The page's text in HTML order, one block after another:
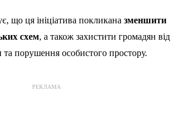
що ця ініціатива покликана зменшити
схем, а також захистити громадян від
та порушення особистого простору.
РЕКЛАМА